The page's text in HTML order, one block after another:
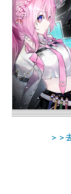
＞＞